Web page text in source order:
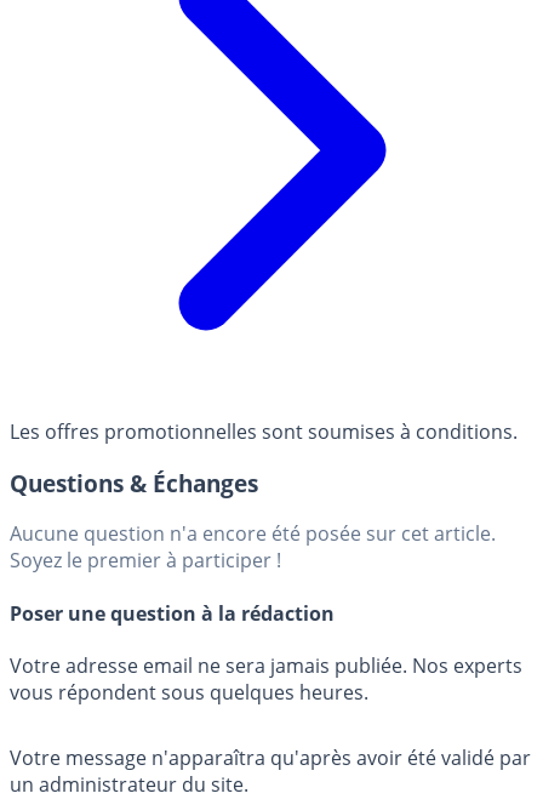
Les offres promotionnelles sont soumises à conditions.
Questions & Échanges
Aucune question n'a encore été posée sur cet article.
Soyez le premier à participer !
Poser une question à la rédaction
Votre adresse email ne sera jamais publiée. Nos experts
vous répondent sous quelques heures.
Votre message n'apparaîtra qu'après avoir été validé par
un administrateur du site.